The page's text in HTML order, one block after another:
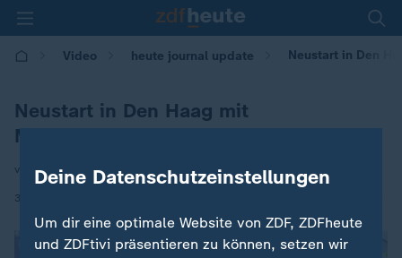
Video heute journal update Neustart in Den
Neustart in Den Haag mit
Minderheitsregierung
von Andreas Stamm
31.01.2026 | 00:15
Deine Datenschutzeinstellungen
Um dir eine optimale Website von ZDF, ZDFheute
und ZDFtivi präsentieren zu können, setzen wir